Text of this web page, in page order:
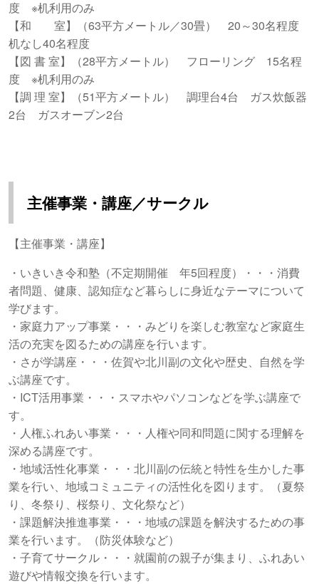
度 ※机利用のみ
【和 室】（63平方メートル／30畳） 20～30名程度
机なし40名程度
【図 書 室】（28平方メートル） フローリング 15名程
度 ※机利用のみ
【調 理 室】（51平方メートル） 調理台4台 ガス炊飯器
2台 ガスオーブン2台
主催事業・講座／サークル
【主催事業・講座】
・いきいき令和塾（不定期開催 年5回程度）・・・消費
者問題、健康、認知症など暮らしに身近なテーマについて
学びます。
・家庭力アップ事業・・・みどりを楽しむ教室など家庭生
活の充実を図るための講座を行います。
・さが学講座・・・佐賀や北川副の文化や歴史、自然を学
ぶ講座です。
・ICT活用事業・・・スマホやパソコンなどを学ぶ講座で
す。
・人権ふれあい事業・・・人権や同和問題に関する理解を
深める講座です。
・地域活性化事業・・・北川副の伝統と特性を生かした事
業を行い、地域コミュニティの活性化を図ります。（夏祭
り、冬祭り、桜祭り、文化祭など）
・課題解決推進事業・・・地域の課題を解決するための事
業を行います。（防災体験など）
・子育てサークル・・・就園前の親子が集まり、ふれあい
遊びや情報交換を行います。